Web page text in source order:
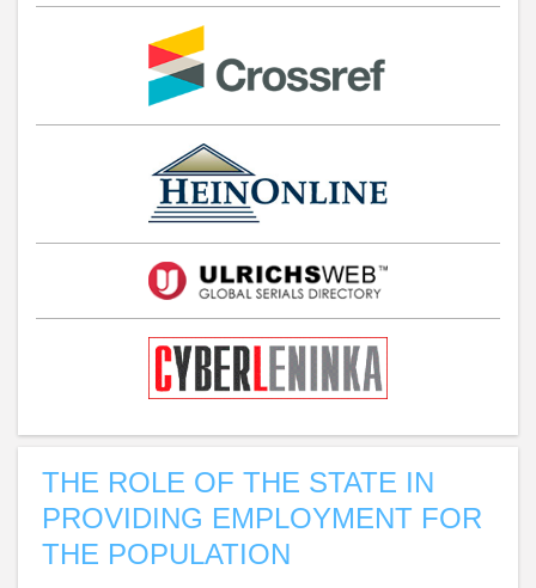
THE ROLE OF THE STATE IN
PROVIDING EMPLOYMENT FOR
THE POPULATION